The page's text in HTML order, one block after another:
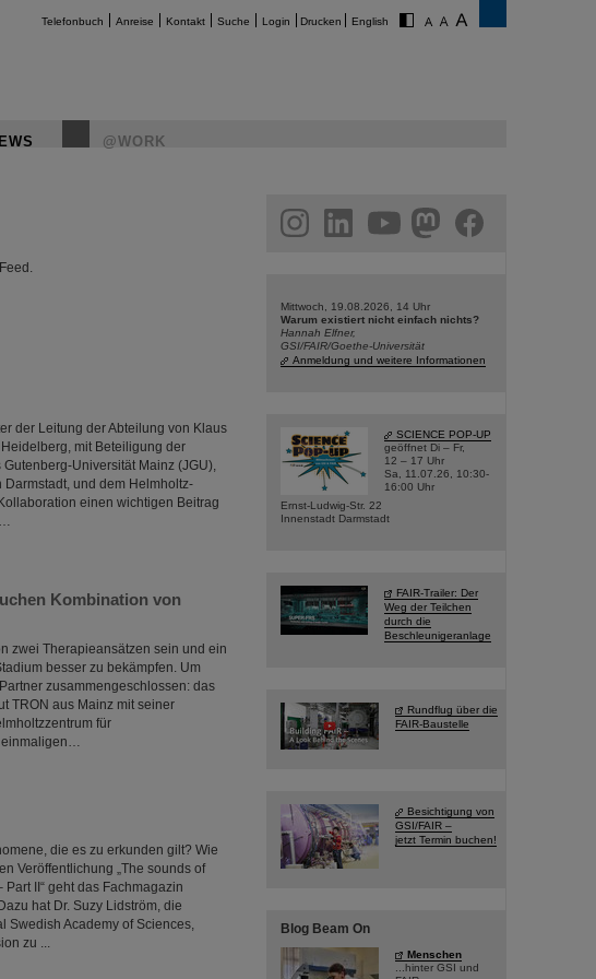
Telefonbuch Anreise Kontakt Suche Login Drucken English
@WORK
der Leitung der Abteilung von Klaus
mit Beteiligung der
Universität Mainz (JGU),
und dem Helmholtz-
einen wichtigen Beitrag
Kombination von
zwei Therapieansätzen sein und ein
besser zu bekämpfen. Um
zusammengeschlossen: das
TRON aus Mainz mit seiner
für
einmaligen…
die es zu erkunden gilt? Wie
Veröffentlichung „The sounds of
II“ geht das Fachmagazin
hat Dr. Suzy Lidström, die
Swedish Academy of Sciences,
zu ...
facebook
Mittwoch, 19.08.2026, 14 Uhr
Warum existiert nicht einfach nichts?
Hannah Elfner,
GSI/FAIR/Goethe-Universität
Anmeldung und weitere Informationen
SCIENCE POP-UP
geöffnet Di – Fr,
12 – 17 Uhr
Sa, 11.07.26, 10:30-
16:00 Uhr
Ernst-Ludwig-Str. 22
Innenstadt Darmstadt
FAIR-Trailer: Der
Weg der Teilchen
durch die
Beschleunigeranlage
Rundflug über die
FAIR-Baustelle
Besichtigung von
GSI/FAIR –
jetzt Termin buchen!
Blog Beam On
Menschen
...hinter GSI und